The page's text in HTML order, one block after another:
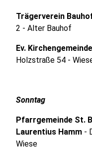
Trägerverein
2 - Alter Bauhof
Ev.
Holzstraße 54 -
Sonntag
Pfarrgemeinde St.
Laurentius Hamm -
Wiese